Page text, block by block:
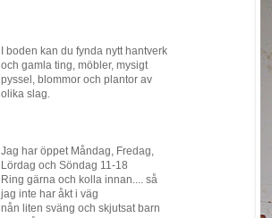
I boden kan du fynda nytt hantverk
och gamla ting, möbler, mysigt
pyssel, blommor och plantor av
olika slag.
Jag har öppet Måndag, Fredag,
Lördag och Söndag 11-18
Ring gärna och kolla innan.... så
jag inte har åkt i väg
nån liten sväng och skjutsat barn